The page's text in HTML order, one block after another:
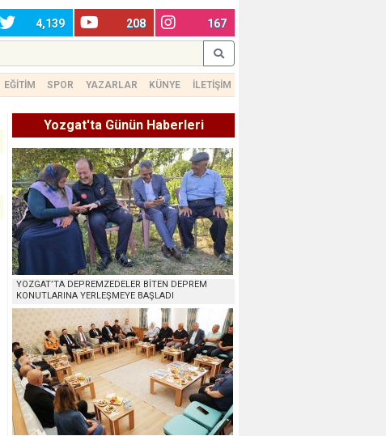
4,139 208 167
EĞİTİM SPOR YAZARLAR KÜNYE İLETİŞİM
Yozgat'ta Günün Haberleri
YOZGAT’TA DEPREMZEDELER BİTEN DEPREM
KONUTLARINA YERLEŞMEYE BAŞLADI